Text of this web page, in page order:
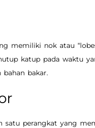
memiliki nok atau
katup pada waktu
bakar.
satu perangkat yang